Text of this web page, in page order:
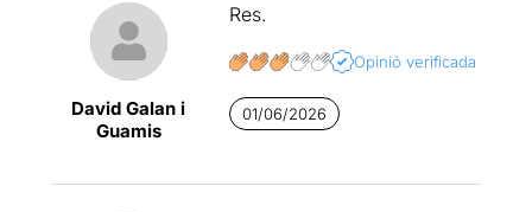
anys!
Diverses generacions
enamorat d’una obra de
teatre que es renova en
contemporània.I jo no vaig
David Galan i
Guamis
Res.
Opinió verificada
01/06/2026